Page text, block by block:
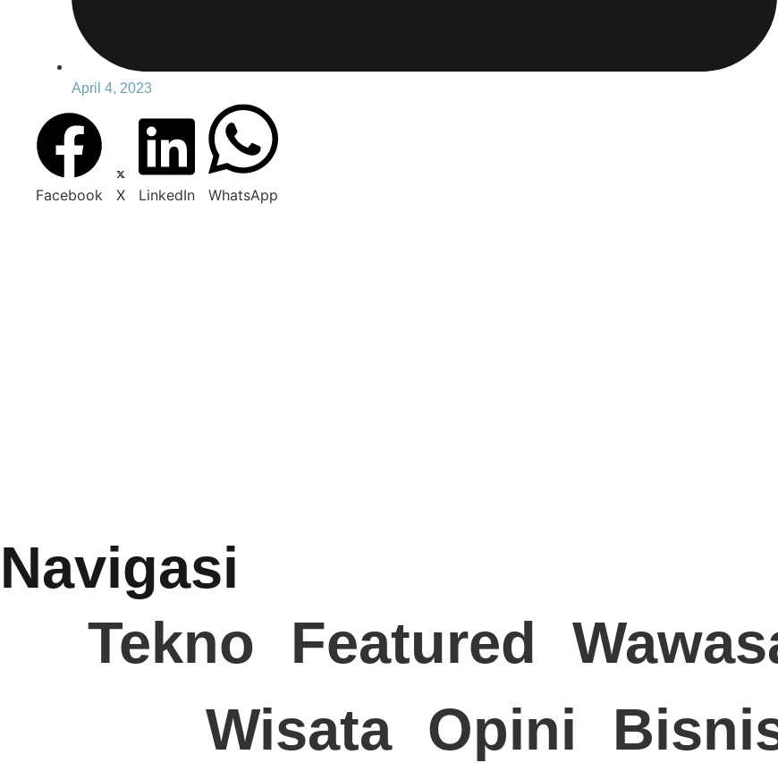
April 4, 2023
Facebook X LinkedIn WhatsApp
Navigasi
Tekno
Featured
Wisata Opini